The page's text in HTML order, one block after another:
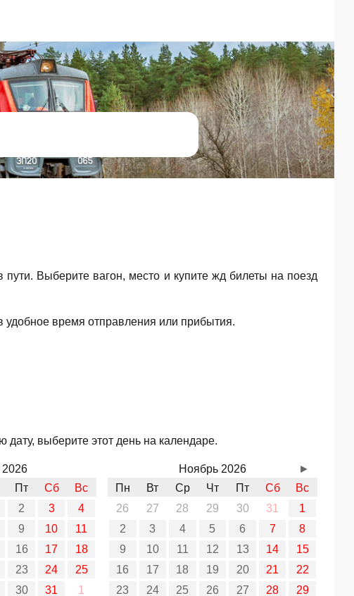
пути. Выберите вагон, место и купите жд билеты на поезд
удобное время отправления или прибытия.
выберите этот день на календаре.
2026
Пт Сб
Вс
2 3
4
9 10
11
16 17
18
23 24
25
30 31
1
Ноябрь 2026
Пн
Вт Ср Чт Пт Сб
Вс
26
27 28 29 30 31
1
2
3 4 5 6 7
8
9
10 11 12 13 14
15
16
17 18 19 20 21
22
23
24 25 26 27 28
29
►